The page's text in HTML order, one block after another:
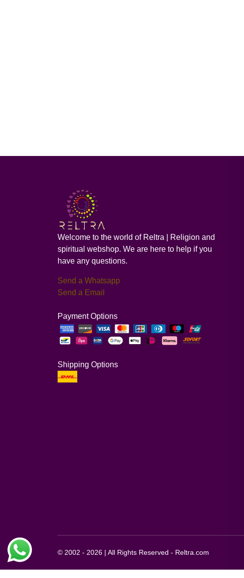
Welcome to the world of Reltra | Religion and
spiritual webshop. We are here to help if you
have any questions.
Send a Whatsapp
Send a Email
Payment Options
Shipping Options
© 2002 - 2026 | All Rights Reserved - Reltra.com